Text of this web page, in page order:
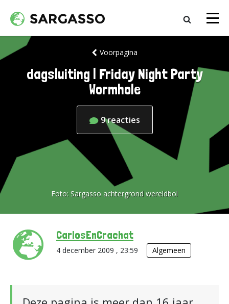
Voorpagina
dagsluiting | Friday Night Party
Wormhole
9reacties
Foto: Sargasso achtergrond wereldbol
CarlosEnCrachat
4 december 2009 , 23:59 Algemeen